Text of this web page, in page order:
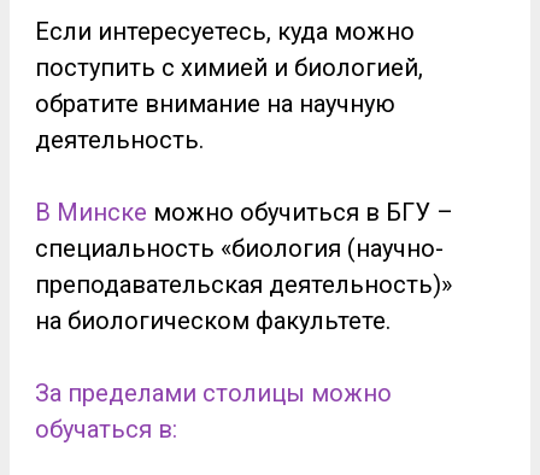
Если интересуетесь, куда можно
поступить с химией и биологией,
обратите внимание на научную
деятельность.
В Минске можно обучиться в БГУ –
специальность «биология (научно-
преподавательская деятельность)»
на биологическом факультете.
За пределами столицы можно
обучаться в: